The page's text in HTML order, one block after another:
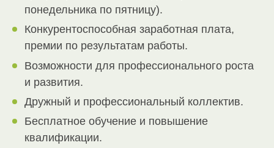
понедельника по пятницу).
Конкурентоспособная заработная плата,
премии по результатам работы.
Возможности для профессионального роста
и развития.
Дружный и профессиональный коллектив.
Бесплатное обучение и повышение
квалификации.